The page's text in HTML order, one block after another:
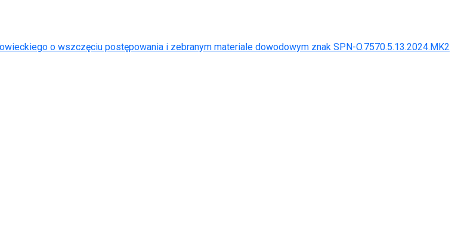
o wszczęciu postępowania i zebranym materiale dowodowym znak SPN-O.7570.5.13.2024.MK2